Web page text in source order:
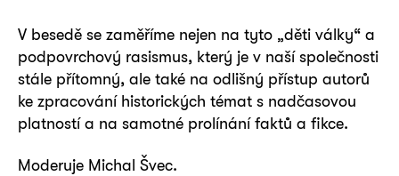
V besedě se zaměříme nejen na tyto „děti války“ a
podpovrchový rasismus, který je v naší společnosti
stále přítomný, ale také na odlišný přístup autorů
ke zpracování historických témat s nadčasovou
platností a na samotné prolínání faktů a fikce.
Moderuje Michal Švec.